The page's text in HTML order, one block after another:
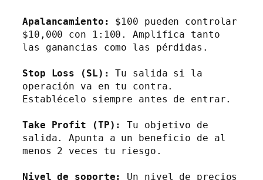
Apalancamiento:
$100 pueden controlar
$10,000 con 1:100. Amplifica tanto
las ganancias como las pérdidas.
Stop Loss (SL):
Tu salida si la
operación va en tu contra.
Take Profit (TP):
Tu objetivo de
salida. Apunta a un beneficio de al
menos 2 veces tu riesgo.
Nivel de soporte: Un nivel de precios